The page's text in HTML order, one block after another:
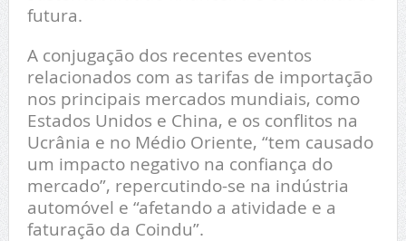
futura.
A conjugação dos recentes eventos
relacionados com as tarifas de importação
nos principais mercados mundiais, como
Estados Unidos e China, e os conflitos na
Ucrânia e no Médio Oriente, “tem causado
um impacto negativo na confiança do
mercado”, repercutindo-se na indústria
automóvel e “afetando a atividade e a
faturação da Coindu”.